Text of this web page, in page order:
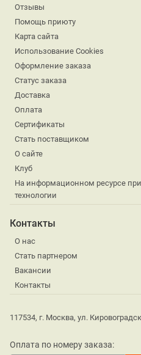
Отзывы
Помощь приюту
Карта сайта
Использование Cookies
Оформление заказа
Статус заказа
Доставка
Оплата
Сертификаты
Стать поставщиком
О сайте
Клуб
На информационном ресурсе
технологии
Контакты
О нас
Стать партнером
Вакансии
Контакты
117534, г. Москва, ул.
Оплата по номеру заказа: